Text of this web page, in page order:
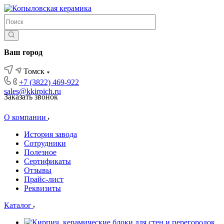
Ваш город
Томск
+7 (3822) 469-922
sales@kkirpich.ru
Заказать звонок
О компании
История завода
Сотрудники
Полезное
Сертификаты
Отзывы
Прайс-лист
Реквизиты
Каталог